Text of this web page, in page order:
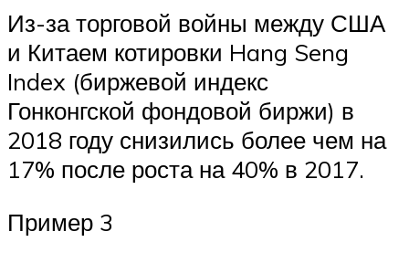
Из-за торговой войны между США
и Китаем котировки Hang Seng
Index (биржевой индекс
Гонконгской фондовой биржи) в
2018 году снизились более чем на
17% после роста на 40% в 2017.
Пример 3